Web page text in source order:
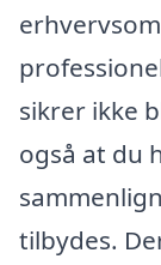
sikrer ikke
også at du
tilbydes.